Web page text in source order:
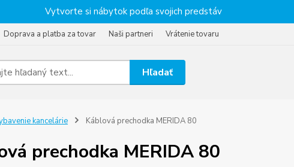
Vytvorte si nábytok podľa svojich predstáv
Doprava a platba za tovar Naši partneri Vrátenie tovaru
Hľadať
kancelárie Káblová prechodka MERIDA 80
prechodka MERIDA 80